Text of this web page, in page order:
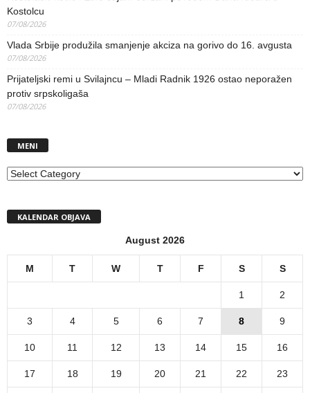
Kostolcu
07/08/2026
Vlada Srbije produžila smanjenje akciza na gorivo do 16. avgusta
07/08/2026
Prijateljski remi u Svilajncu – Mladi Radnik 1926 ostao neporažen
protiv srpskoligaša
07/08/2026
MENI
MENI
KALENDAR OBJAVA
August 2026
M T W T F S S
1 2
3 4 5 6 7 8 9
10 11 12 13 14 15 16
17 18 19 20 21 22 23